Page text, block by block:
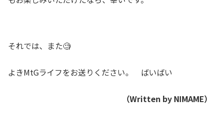
それでは、また🧐
よきMtGライフをお送りください。 ばいばい
（Written by NIMAME）